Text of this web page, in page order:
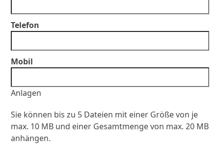
Telefon
Mobil
Anlagen
Sie können bis zu 5 Dateien mit einer Größe von je
max. 10 MB und einer Gesamtmenge von max. 20 MB
anhängen.